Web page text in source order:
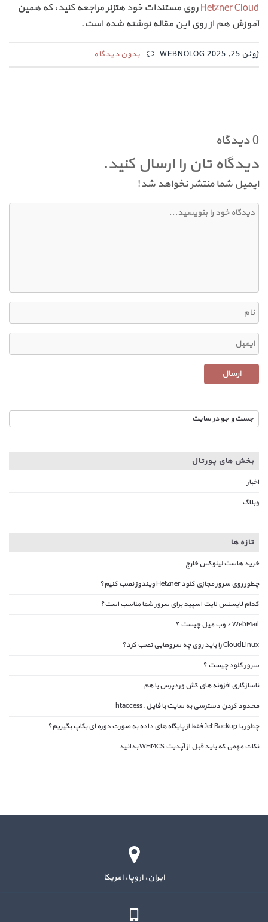
Hetzner Cloudروی مستندات خود هتزنر مراجعه کنید، که همین
آموزش هم از روی این مقاله نوشته شده است.
ژوئن 25, 2025 WEBNOLOG بدون دیدگاه
0 دیدگاه
دیدگاه تان را ارسال کنید.
ایمیل شما منتشر نخواهد شد!
بخش های پورتال
اخبار
وبلاگ
تازه ها
خرید هاست لینوکس خارج
چطور روی سرور مجازی کلود Hetzner ویندوز نصب کنیم؟
کدام لایسنس لایت اسپید برای سرور شما مناسب است؟
WebMail / وب میل چیست ؟
CloudLinux را باید روی چه سروهایی نصب کرد؟
سرور کلود چیست ؟
ناسازگاری افزونه های کش وردپرس با هم
محدود کردن دسترسی به سایت با فایل .htaccess
چطور با Jet Backup فقط از پایگاه های داده به صورت دوره ای بکاپ بگیریم؟
نکات مهمی که باید قبل از آپدیت WHMCS بدانید
ایران، اروپا، آمریکا